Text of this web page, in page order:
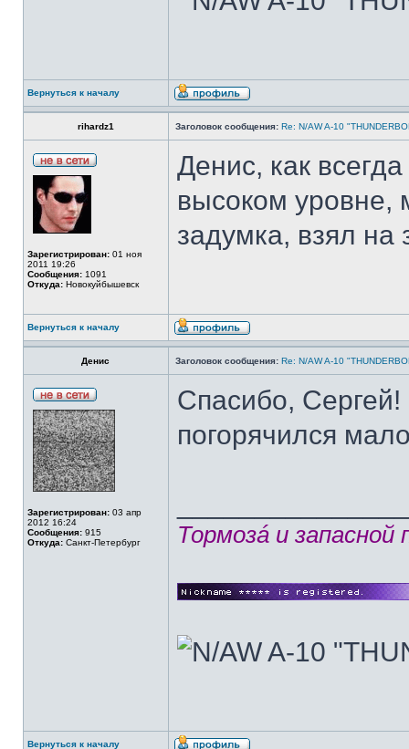
Вернуться к началу
rihardz1 Заголовок сообщения: Re: N/AW A-10
Зарегистрирован: 01 ноя
2011 19:26
Сообщения: 1091
Откуда: Новокуйбышевск
Денис, как
высоком уровне,
задумка, взял на
Вернуться к началу
Денис Заголовок сообщения: Re: N/AW A-10
Зарегистрирован: 03 апр
2012 16:24
Сообщения: 915
Откуда: Санкт-Петербург
Спасибо,
погорячился
Тормозá и
Вернуться к началу